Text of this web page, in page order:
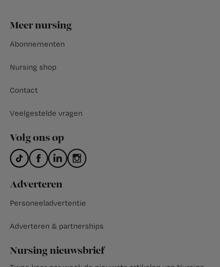
Footer
Meer nursing
Abonnementen
Nursing shop
Contact
Veelgestelde vragen
Volg ons op
Adverteren
Personeeladvertentie
Adverteren & partnerships
Nursing nieuwsbrief